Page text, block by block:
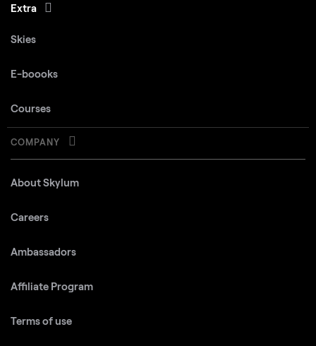
Extra
Skies
E-boooks
Courses
COMPANY
About Skylum
Careers
Ambassadors
Affiliate Program
Terms of use